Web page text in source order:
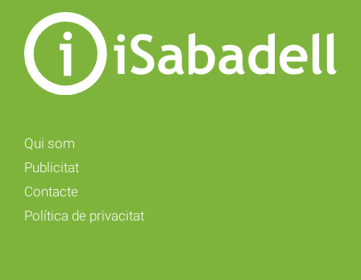
Qui som
Publicitat
Contacte
Política de privacitat